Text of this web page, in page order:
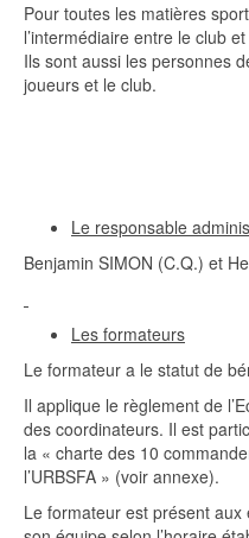
Pour toutes les matières
l’intermédiaire entre le club
Ils sont aussi les personnes
joueurs et le club.
Le responsable
Benjamin SIMON (C.Q.) et
Les formateurs
Le formateur a le statut de
Il applique le règlement de
des coordinateurs. Il est
la « charte des 10
l’URBSFA » (voir annexe).
Le formateur est présent